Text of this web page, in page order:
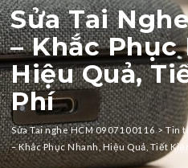
Sửa Tai
– Khắc Phục
Hiệu Quả,
Phí
Sửa Tai nghe HCM 0907100116>Tin
– Khắc Phục Nhanh, Hiệu Quả, Tiết